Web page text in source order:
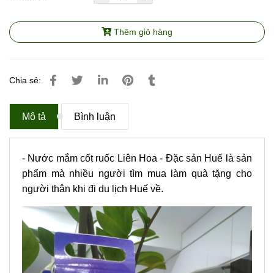
Thêm giỏ hàng
Chia sẻ:
Mô tả Bình luận
- Nước mắm cốt ruốc Liên Hoa - Đặc sản Huế là sản
phẩm mà nhiều người tìm mua làm quà tặng cho
người thân khi đi du lịch Huế về.